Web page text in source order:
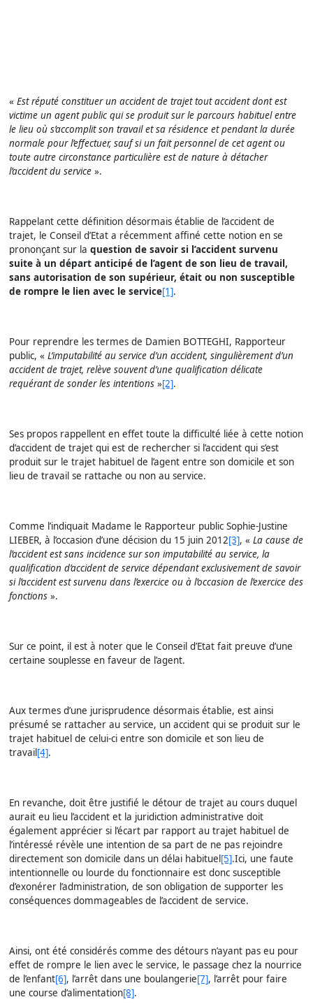
«Est réputé constituer un accident de trajet tout accident dont est
victime un agent public qui se produit sur le parcours habituel entre
le lieu où s’accomplit son travail et sa résidence et pendant la durée
normale pour l’effectuer, sauf si un fait personnel de cet agent ou
toute autre circonstance particulière est de nature à détacher
l’accident du service».
Rappelant cette définition désormais établie de l’accident de
trajet, le Conseil d’Etat a récemment affiné cette notion en se
prononçant sur laquestion de savoir si l’accident survenu
suite à un départ anticipé de l’agent de son lieu de travail,
sans autorisation de son supérieur, était ou non susceptible
de rompre le lien avec le service[1].
Pour reprendre les termes de Damien BOTTEGHI, Rapporteur
public, «L’imputabilité au service d’un accident, singulièrement d’un
accident de trajet, relève souvent d’une qualification délicate
requérant de sonder les intentions »[2].
Ses propos rappellent en effet toute la difficulté liée à cette notion
d’accident de trajet qui est de rechercher si l’accident qui s’est
produit sur le trajet habituel de l’agent entre son domicile et son
lieu de travail se rattache ou non au service.
Comme l’indiquait Madame le Rapporteur public Sophie-Justine
LIEBER, à l’occasion d’une décision du 15 juin 2012[3], «La cause de
l’accident est sans incidence sur son imputabilité au service, la
qualification d’accident de service dépendant exclusivement de savoir
si l’accident est survenu dans l’exercice ou à l’occasion de l’exercice des
fonctions ».
Sur ce point, il est à noter que le Conseil d’Etat fait preuve d’une
certaine souplesse en faveur de l’agent.
Aux termes d’une jurisprudence désormais établie, est ainsi
présumé se rattacher au service, un accident qui se produit sur le
trajet habituel de celui-ci entre son domicile et son lieu de
travail[4].
En revanche, doit être justifié le détour de trajet au cours duquel
aurait eu lieu l’accident et la juridiction administrative doit
également apprécier si l’écart par rapport au trajet habituel de
l’intéressé révèle une intention de sa part de ne pas rejoindre
directement son domicile dans un délai habituel[5].Ici, une faute
intentionnelle ou lourde du fonctionnaire est donc susceptible
d’exonérer l’administration, de son obligation de supporter les
conséquences dommageables de l’accident de service.
Ainsi, ont été considérés comme des détours n’ayant pas eu pour
effet de rompre le lien avec le service, le passage chez la nourrice
de l’enfant[6], l’arrêt dans une boulangerie[7], l’arrêt pour faire
une course d’alimentation[8].